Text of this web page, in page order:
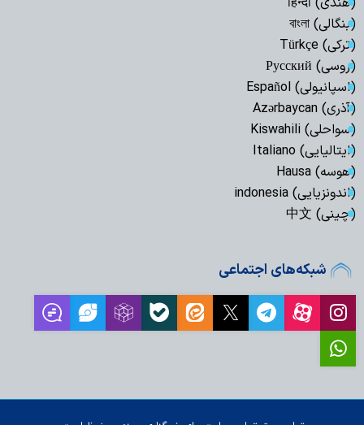
(بنگالی) বাংলা
(ترکی) Türkçe
(روسی) Русский
(اسپانیولی) Español
(آذری) Azərbaycan
(سواحلی) Kiswahili
(ایتالیایی) Italiano
(هوسه) Hausa
(اندونزیایی) indonesia
(چینی) 中文
شبکه‌های اجتماعی